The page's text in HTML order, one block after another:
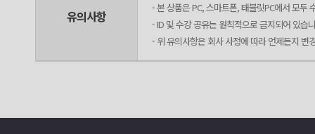
유의사항
- 본 상품은 PC, 스마트폰, 태블릿PC에서 모두
- ID 및 수강 공유는 원칙적으로 금지되어 있습
- 위 유의사항은 회사 사정에 따라 언제든지 변